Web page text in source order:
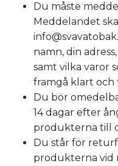
Du måste
Meddelandet
namn, din
samt vilka varor
framgå klart och
Du bör
14 dagar efter
produkterna till
Du står för
produkterna vid